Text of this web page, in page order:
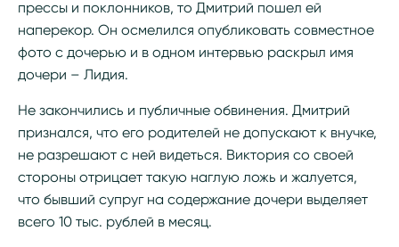
прессы и поклонников, то Дмитрий пошел ей
наперекор. Он осмелился опубликовать совместное
фото с дочерью и в одном интервью раскрыл имя
дочери – Лидия.
Не закончились и публичные обвинения. Дмитрий
признался, что его родителей не допускают к внучке,
не разрешают с ней видеться. Виктория со своей
стороны отрицает такую наглую ложь и жалуется,
что бывший супруг на содержание дочери выделяет
всего 10 тыс. рублей в месяц.